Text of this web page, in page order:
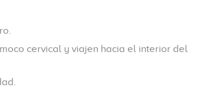
cervical y viajen hacia el interior del